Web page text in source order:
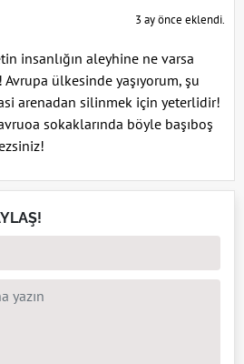
3 ay önce eklendi.
insanlığın aleyhine ne varsa
ülkesinde yaşıyorum, şu
arenadan silinmek için yeterlidir!
sokaklarında böyle başıboş